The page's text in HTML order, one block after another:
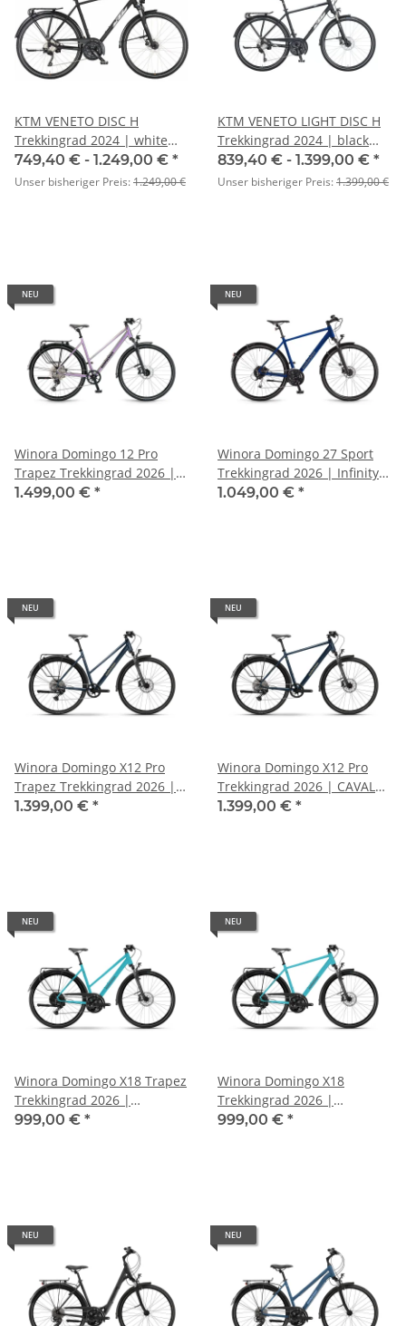
KTM VENETO DISC H
Trekkingrad 2024 | white
matt (black+red)
749,40 € - 1.249,00 € *
Unser bisheriger Preis:1.249,00 €
KTM VENETO LIGHT DISC H
Trekkingrad 2024 | black
matt (black glossy)
839,40 € - 1.399,00 € *
Unser bisheriger Preis:1.399,00 €
NEU
Winora Domingo 12 Pro
Trapez Trekkingrad 2026 |
Chameleon
1.499,00 € *
NEU
Winora Domingo 27 Sport
Trekkingrad 2026 | Infinity
Blue matte
1.049,00 € *
NEU
Winora Domingo X12 Pro
Trapez Trekkingrad 2026 |
CAVALRY glänzend
1.399,00 € *
NEU
Winora Domingo X12 Pro
Trekkingrad 2026 | CAVALRY
glänzend
1.399,00 € *
NEU
Winora Domingo X18 Trapez
Trekkingrad 2026 |
PERIWINKLE PLUSH matt
999,00 € *
NEU
Winora Domingo X18
Trekkingrad 2026 |
PERIWINKLE PLUSH matt
999,00 € *
NEU NEU